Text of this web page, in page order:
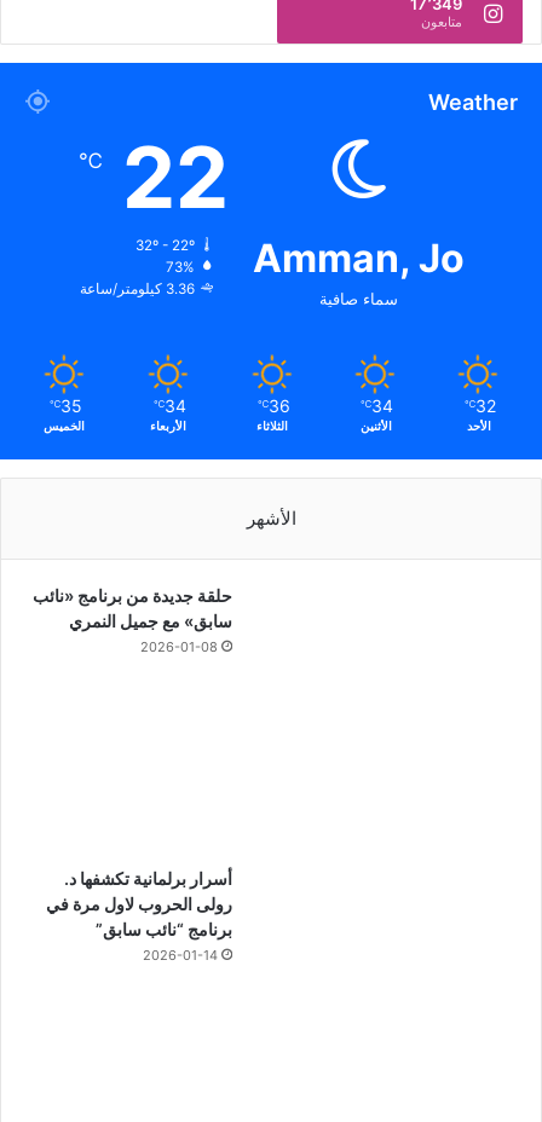
متابعون
Weather
Amman, Jo
سماء صافية
22
℃
32º - 22º
73%
3.36 كيلومتر/ساعة
32
℃
الأحد
34
℃
الأثنين
36
℃
الثلاثاء
34
℃
الأربعاء
35
℃
الخميس
الأشهر
حلقة جديدة من برنامج «نائب
سابق» مع جميل النمري
2026-01-08
أسرار برلمانية تكشفها د.
رولى الحروب لاول مرة في
برنامج “نائب سابق”
2026-01-14